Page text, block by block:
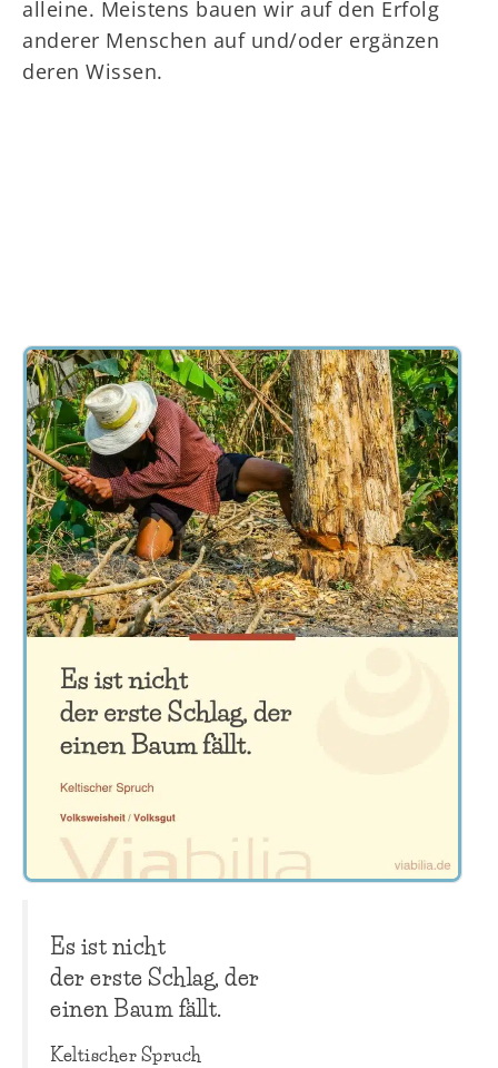
alleine. Meistens bauen wir auf den Erfolg
anderer Menschen auf und/oder ergänzen
deren Wissen.
Es ist nicht
der erste Schlag, der
einen Baum fällt.
Keltischer Spruch